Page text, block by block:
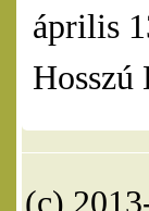
április
Hosszú
(c)